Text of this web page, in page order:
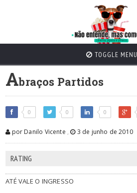
TOGGLE MENU
Abraços Partidos
0 0 0
por Danilo Vicente , 3 de junho de 2010
RATING
ATÉ VALE O INGRESSO